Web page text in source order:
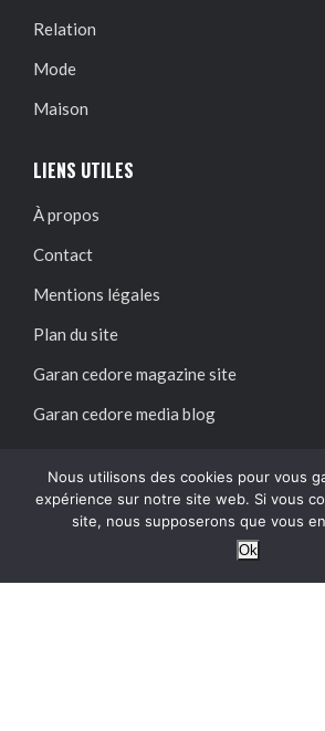
Relation
Mode
Maison
LIENS UTILES
À propos
Contact
Mentions légales
Plan du site
Garan cedore magazine site
Garan cedore media blog
SUIVEZ-NOUS SUR :
Nous utilisons des cookies pour vous
expérience sur notre site web. Si vous
site, nous supposerons que vous
Ok